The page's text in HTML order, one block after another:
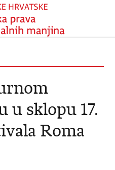
u sklopu 17.
Roma